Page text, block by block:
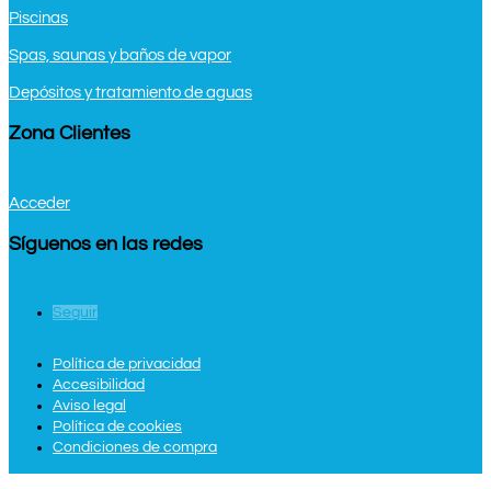
Piscinas
Spas, saunas y baños de vapor
Depósitos y tratamiento de aguas
Zona Clientes
Acceder
Síguenos en las redes
Seguir
Política de privacidad
Accesibilidad
Aviso legal
Política de cookies
Condiciones de compra